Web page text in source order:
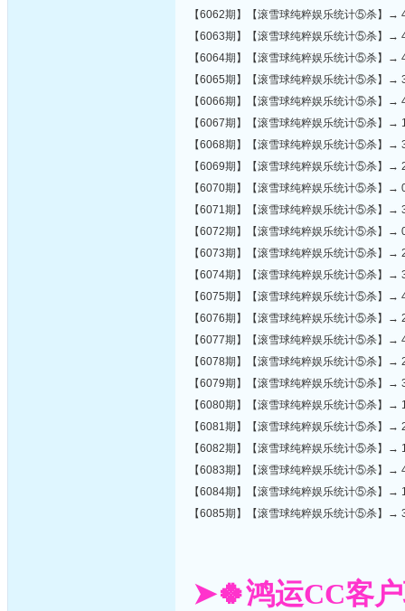
【6062期】【滚雪球纯粹娱乐统计⑤杀】→
【6063期】【滚雪球纯粹娱乐统计⑤杀】→
【6064期】【滚雪球纯粹娱乐统计⑤杀】→
【6065期】【滚雪球纯粹娱乐统计⑤杀】→
【6066期】【滚雪球纯粹娱乐统计⑤杀】
【6067期】【滚雪球纯粹娱乐统计⑤杀】→
【6068期】【滚雪球纯粹娱乐统计⑤杀】
【6069期】【滚雪球纯粹娱乐统计⑤杀】
【6070期】【滚雪球纯粹娱乐统计⑤杀】
【6071期】【滚雪球纯粹娱乐统计⑤杀】
【6072期】【滚雪球纯粹娱乐统计⑤杀】
【6073期】【滚雪球纯粹娱乐统计⑤杀】
【6074期】【滚雪球纯粹娱乐统计⑤杀】
【6075期】【滚雪球纯粹娱乐统计⑤杀】
【6076期】【滚雪球纯粹娱乐统计⑤杀】
【6077期】【滚雪球纯粹娱乐统计⑤杀】
【6078期】【滚雪球纯粹娱乐统计⑤杀】→
【6079期】【滚雪球纯粹娱乐统计⑤杀】→
【6080期】【滚雪球纯粹娱乐统计⑤杀】→
【6081期】【滚雪球纯粹娱乐统计⑤杀】→
【6082期】【滚雪球纯粹娱乐统计⑤杀】→
【6083期】【滚雪球纯粹娱乐统计⑤杀】→
【6084期】【滚雪球纯粹娱乐统计⑤杀】
【6085期】【滚雪球纯粹娱乐统计⑤杀】→
➤🍀鸿运CC客